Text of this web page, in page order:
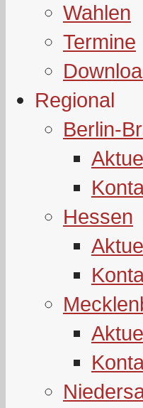
Wahlen
Termine
Regional
Berlin-
Hessen